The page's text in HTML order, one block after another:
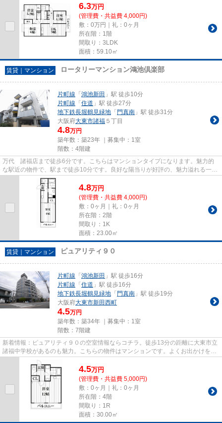
6.3万円
(管理費・共益費 4,000円)
敷：0万円｜礼：0ヶ月
所在階：1階
間取り：3LDK
面積：59.10㎡
賃貸｜マンション ロータリーマンション鴻池倶楽部
片町線 「 鴻池新田 」駅 徒歩10分
片町線 「 住道 」駅 徒歩27分
地下鉄長堀鶴見緑地 「 門真南 」駅 徒歩31分
大阪府大東市諸福 ５丁目
4.8万円
築年数：築23年 ｜募集中： 1室
階数：4階建
万代 諸福店まで徒歩6分です。こちらはマンションタイプになります。魅力的
な駅近の物件で、駅まで徒歩10分です。良好な陽当りが好評の、魅力溢れる一押
しの物件となっています。住都...
4.8万円
(管理費・共益費 4,000円)
敷：0ヶ月｜礼：0ヶ月
所在階：2階
間取り：1K
面積：23.00㎡
賃貸｜マンション ピュアリティ９０
片町線 「 鴻池新田 」駅 徒歩16分
片町線 「 住道 」駅 徒歩16分
地下鉄長堀鶴見緑地 「 門真南 」駅 徒歩19分
大阪府大東市新田西町
4.5万円
築年数：築34年 ｜募集中： 1室
階数：7階建
新着情報：ピュアリティ９０の空室情報ならコチラ。徒歩13分の距離に大東市立
諸福中学校があるのも魅力。こちらの物件はマンションです。よくお出かけをす
る方にも便利な、2駅利用可能...
4.5万円
(管理費・共益費 5,000円)
敷：0ヶ月｜礼：0ヶ月
所在階：4階
間取り：1R
面積：30.00㎡